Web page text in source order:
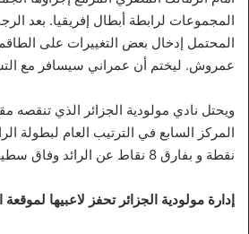
المجموعات لرابطة أبطال إفريقيا. بعد
المحتمل إدخال بعض التغييرات على
عمروش. ليختم أن عمراني سيسافر مع
ويحتل نادي مولودية الجزائر الذي تنقصه
نقطة و بفارق 8 نقاط عن الرائد وفاق سطيف.
إدارة مولودية الجزائر تحفز لاعبيها لموقعة